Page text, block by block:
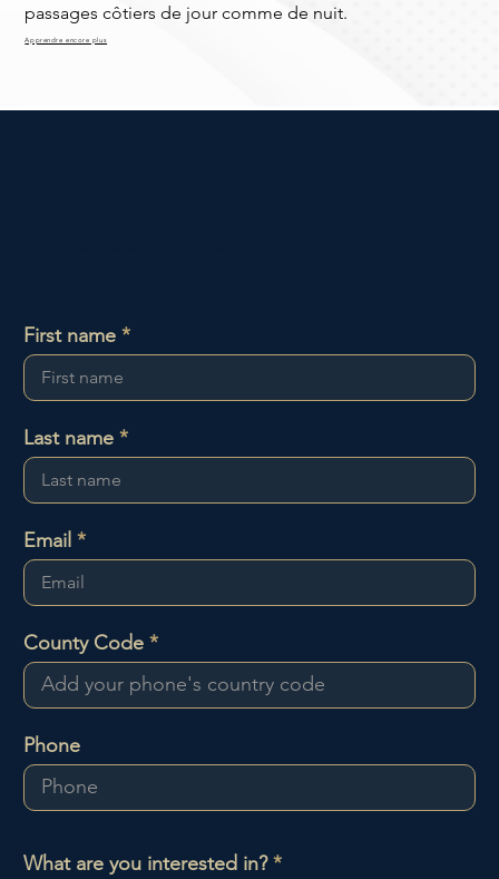
Apprendre encore plus
passages côtiers de jour comme de nuit.
First name
Email
Last name
County Code
Phone
What are you interested in?*O